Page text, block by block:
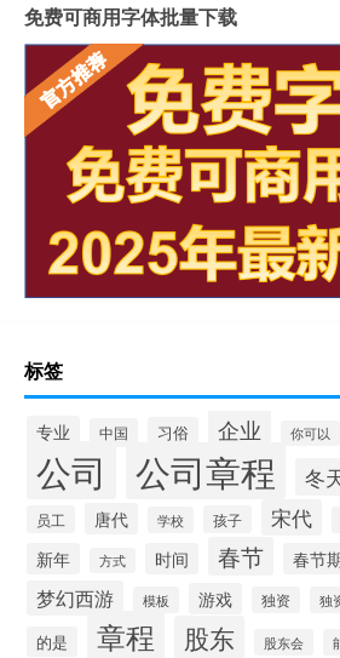
免费可商用字体批量下载
标签
专业 中国 习俗 企业 你可以
公司 公司章程 冬
员工 唐代 学校 孩子 宋代
新年 方式 时间 春节 春节
梦幻西游 模板 游戏 独资 独
的是 章程 股东 股东会